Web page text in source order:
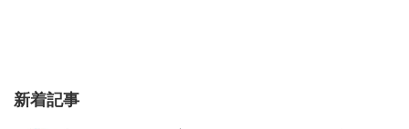
新着記事